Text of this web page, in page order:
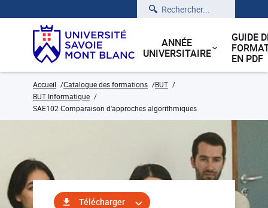
Rechercher
ANNÉE
UNIVERSITAIRE
GUIDE
EN PDF
Accueil Catalogue des formations
BUT
BUT Informatique
SAE102 Comparaison d'approches algorithmiques
Télécharger